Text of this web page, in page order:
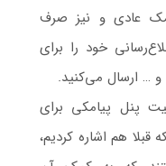
عادی و نیز صرف
خود را برای
… ارسال می‌کنید.
پنل پیامکی برای
قبلا هم اشاره کردیم،